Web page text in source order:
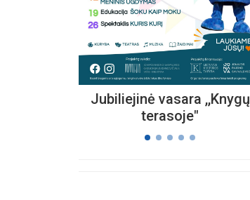
Jubiliejinė vasara ,,Knygų
terasoje"